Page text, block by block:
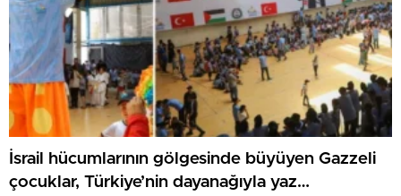
İsrail hücumlarının gölgesinde büyüyen Gazzeli
çocuklar, Türkiye’nin dayanağıyla yaz